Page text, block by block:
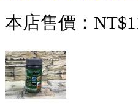
本店售價：